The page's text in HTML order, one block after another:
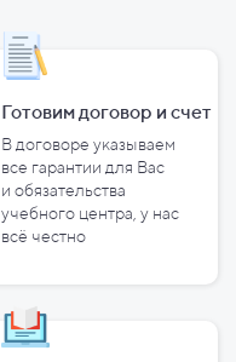
Готовим договор и счет
В договоре указываем
все гарантии для Вас
и обязательства
учебного центра, у нас
всё честно